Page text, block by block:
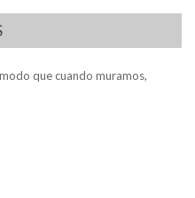
que cuando muramos,